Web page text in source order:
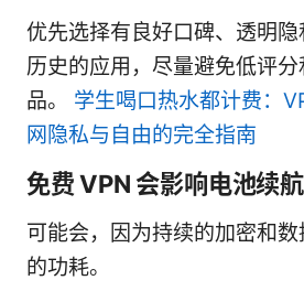
优先选择有良好口碑、透明
历史的应用，尽量避免低评
品。 学生喝口热水都计费：
网隐私与自由的完全指南
免费 VPN 会影响电池续航
可能会，因为持续的加密和
的功耗。